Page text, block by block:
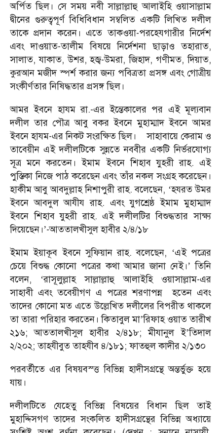
অর্পিত ছিল। সে সময় নবী সাল্লাল্লাহু আলাইহি ওয়াসাল্লাম
দ্বীনের গুরুত্বপূর্ণ বিধিবিধান সম্বলিত একটি লিখিত দলীল
তাকে প্রদান করেন। এতে তাকওয়া-পরহেযগারীর নির্দেশ
এবং দাওয়াত-তালীম বিষয়ে নির্দেশনা ছাড়াও তহারাত,
সালাত, যাকাত, উশর, হজ্ব-উমরা, জিহাদ, গণীমত, দিয়াত,
কুরআন মজীদ স্পর্শ করার জন্য পবিত্রতা প্রসঙ্গ এবং গোত্রীয়
সংকীর্ণতার নিষিদ্ধতার প্রসঙ্গ ছিল।
আমর ইবনে হাযম রা.-এর ইন্তেকালের পর এই মূল্যবান
দলীল তার পৌত্র আবু বকর ইবনে মুহাম্মাদ ইবনে আমর
ইবনে হাযম-এর নিকট সংরক্ষিত ছিল। সাহাবায়ে কেরাম ও
তাবেয়ীন এই দলীলটিকে সুন্নতে নববীর একটি নির্ভরযোগ্য
সূত্র মনে করতেন। ইমাম ইবনে শিহাব যুহরী রাহ. এই
পুস্তিকা নিজে পাঠ করেছেন এবং তাঁর নকল সংগ্রহ করেছেন।
হাকীম আবু আবদুল্লাহ নিশাপুরী রাহ. বলেছেন, ‘হযরত উমর
ইবনে আবদুল আযীয রাহ. এবং যুগশ্রেষ্ঠ ইমাম মুহাম্মাদ
ইবনে শিহাব যুহরী রাহ. এই দলীলটির বিশুদ্ধতার সাক্ষ্য
দিয়েছেন।’-আততালখীসুল হাবীর ২/৪/১৮
ইমাম ইয়াকূব ইবনে সুফিয়ান রাহ. বলেছেন, ‘এই পত্রের
চেয়ে বিশুদ্ধ কোনো পত্রের কথা আমার জানা নেই।’ তিনি
বলেন,
‘রাসূলুল্লাহ সাল্লাল্লাহু আলাইহি ওয়াসাল্লাম-এর
সাহাবী এবং তবেয়ীগণ এ পত্রের শরণাপন্ন হতেন এবং
তাদের কোনো মত এতে উল্লেখিত দলীলের বিপরীত থাকলে
তা তারা পরিহার করতেন। কিতাবুল মা’রিফাহ ওয়াত তারীখ
২১৬; আততালখীসুল হাবীর ২/৪১৮; মীযানুল ই’তিদাল
২/২০২; তাহযীবুত তাহযীব ৪/১৮১; ফাতহুল কাদীর ২/১৩০
পরবর্তীতে এর বিষয়বস্ত্ত বিভিন্ন হাদীসগ্রন্থে অন্তর্ভুক্ত হয়ে
যায়।
দলীলটিতে যেহেতু বিভিন্ন বিষয়ের বিধান ছিল তাই
মুহাদ্দিসগণ তাদের সংকলিত হাদীসগ্রন্থের বিভিন্ন অধ্যায়ে